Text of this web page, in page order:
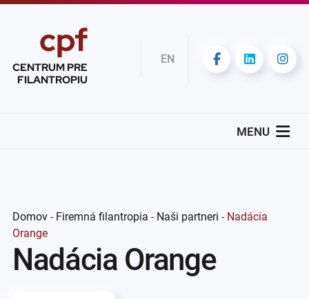
cpf
CENTRUM PRE
FILANTROPIU
EN
MENU
Domov- Firemná filantropia - Naši partneri - Nadácia
Orange
Nadácia Orange